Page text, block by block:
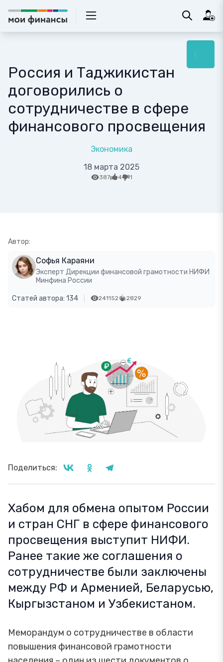
Россия и Таджикистан
договорились о
сотрудничестве в сфере
финансового просвещения
Экономика
18 марта 2025
387 4 1
Автор:
Софья Караяни
Эксперт Дирекции финансовой грамотности НИФИ
Минфина России
Статей автора: 134 241152 2829
Поделиться:
Хабом для обмена опытом России
и стран СНГ в сфере финансового
просвещения выступит НИФИ.
Ранее такие же соглашения о
сотрудничестве были заключены
между РФ и Арменией, Беларусью,
Кыргызстаном и Узбекистаном.
Меморандум о сотрудничестве в области
повышения финансовой грамотности